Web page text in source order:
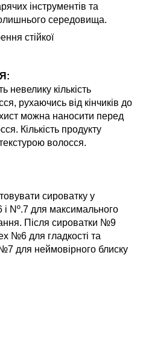
інструментів та
середовища.
стійкої
невелику кількість
, рухаючись від кінчиків до
можна наносити перед
. Кількість продукту
текстурою волосся.
сироватку у
і Nº.7 для максимального
Після сироватки №9
№6 для гладкості та
для неймовірного блиску